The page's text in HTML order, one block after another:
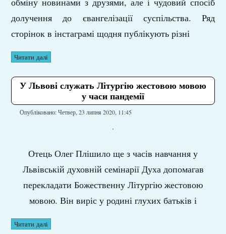
долучення до євангелізації суспільства. Ряд
сторінок в інстаграмі щодня публікують різні
Читати далі
У Львові служать Літургію жестовою мовою
у часи пандемії
Опубліковано: Четвер, 23 липня 2020, 11:45
Отець Олег Плішило ще з часів навчання у
Львівській духовній семінарії Духа допомагав
перекладати Божественну Літургію жестовою
мовою. Він виріс у родині глухих батьків і
Читати далі